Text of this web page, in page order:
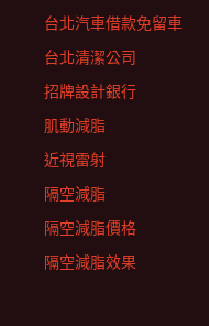
台北汽車借款免留車
台北清潔公司
招牌設計銀行
肌動減脂
近視雷射
隔空減脂
隔空減脂價格
隔空減脂效果